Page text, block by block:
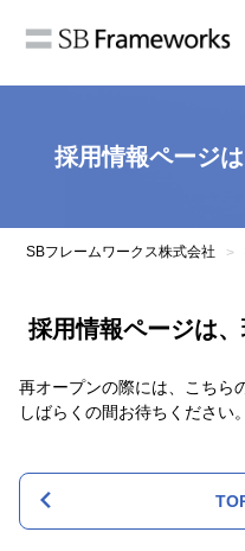
採用情報ページ
SBフレームワークス株式会社 >
採用情報ページは、
再オープンの際には、こちら
しばらくの間お待ちください。